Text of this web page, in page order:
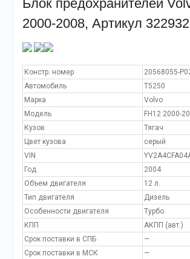
Блок предохранителей
2000-2008, Артикул
Констр. номер
20568055-
Автомобиль
T5250
Марка
Volvo
Модель
FH12 2000-
Кузов
Тягач
Цвет кузова
серый
VIN
Год
2004
Объем двигателя
12 л.
Тип двигателя
Дизель
Особенности двигателя
Турбо
КПП
АКПП (авт.)
Срок поставки в СПБ
—
Срок поставки в МСК
—